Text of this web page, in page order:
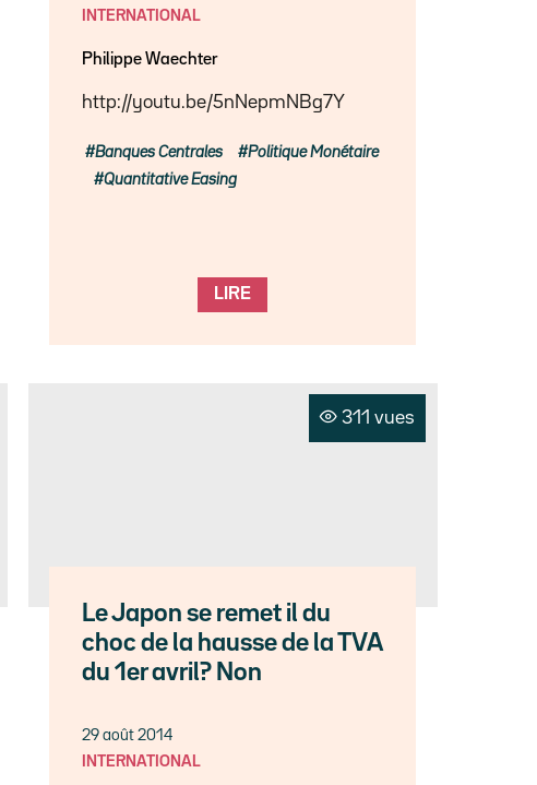
INTERNATIONAL
Philippe Waechter
http://youtu.be/5nNepmNBg7Y
LIRE
Banques Centrales
Politique Monétaire
Quantitative Easing
311 vues
Le Japon se remet il du
choc de la hausse de la TVA
du 1er avril? Non
29 août 2014
INTERNATIONAL